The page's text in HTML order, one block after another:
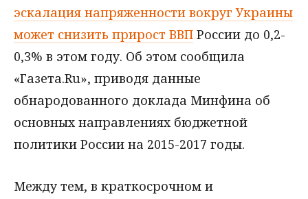
эскалация напряженности вокруг Украины
может снизить прирост ВВП России до 0,2-
0,3% в этом году. Об этом сообщила
«Газета.Ru», приводя данные
обнародованного доклада Минфина об
основных направлениях бюджетной
политики России на 2015-2017 годы.
Между тем, в краткосрочном и